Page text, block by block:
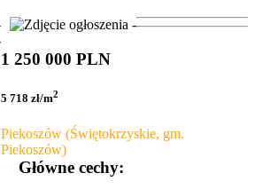
1 250 000 PLN
5 718 zł/m2
Piekoszów (Świętokrzyskie, gm.
Piekoszów)
Główne cechy: